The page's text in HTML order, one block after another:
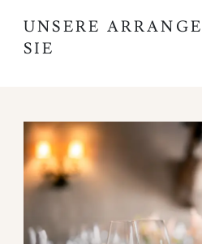
UNSERE
SIE